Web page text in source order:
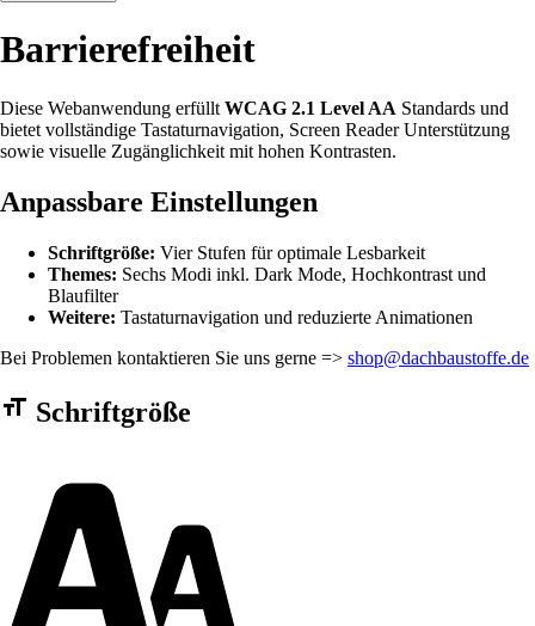
Barrierefreiheit
Diese Webanwendung erfüllt WCAG 2.1 Level AA Standards und
bietet vollständige Tastaturnavigation, Screen Reader Unterstützung
sowie visuelle Zugänglichkeit mit hohen Kontrasten.
Anpassbare Einstellungen
Schriftgröße: Vier Stufen für optimale Lesbarkeit
Themes: Sechs Modi inkl. Dark Mode, Hochkontrast und
Blaufilter
Weitere: Tastaturnavigation und reduzierte Animationen
Bei Problemen kontaktieren Sie uns gerne => shop@dachbaustoffe.de
Barrierefreiheit Einstellungen Formular
Schriftgröße